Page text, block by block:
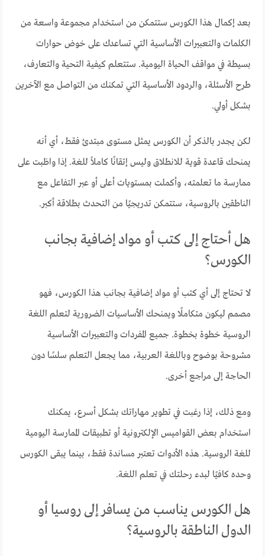
بعد إكمال هذا الكورس ستتمكن من استخدام مجموعة واسعة من
الكلمات والتعبيرات الأساسية التي تساعدك على خوض حوارات
بسيطة في مواقف الحياة اليومية. ستتعلم كيفية التحية والتعارف،
طرح الأسئلة، والردود الأساسية التي تمكنك من التواصل مع الآخرين
بشكل أولي.
لكن يجدر بالذكر أن الكورس يمثل مستوى مبتدئ فقط، أي أنه
يمنحك قاعدة قوية للانطلاق وليس إتقانًا كاملاً للغة. إذا واظبت على
ممارسة ما تعلمته، وأكملت بمستويات أعلى أو عبر التفاعل مع
الناطقين بالروسية، ستتمكن تدريجيًا من التحدث بطلاقة أكبر.
هل أحتاج إلى كتب أو مواد إضافية بجانب
الكورس؟
لا تحتاج إلى أي كتب أو مواد إضافية بجانب هذا الكورس، فهو
مصمم ليكون متكاملًا ويمنحك الأساسيات الضرورية لتعلم اللغة
الروسية خطوة بخطوة. جميع المفردات والتعبيرات الأساسية
مشروحة بوضوح وباللغة العربية، مما يجعل التعلم سلسًا دون
الحاجة إلى مراجع أخرى.
ومع ذلك، إذا رغبت في تطوير مهاراتك بشكل أسرع، يمكنك
استخدام بعض القواميس الإلكترونية أو تطبيقات الممارسة اليومية
للغة الروسية. هذه الأدوات تعتبر مساندة فقط، بينما يبقى الكورس
وحده كافيًا لبدء رحلتك في تعلم اللغة.
هل الكورس يناسب من يسافر إلى روسيا أو
الدول الناطقة بالروسية؟